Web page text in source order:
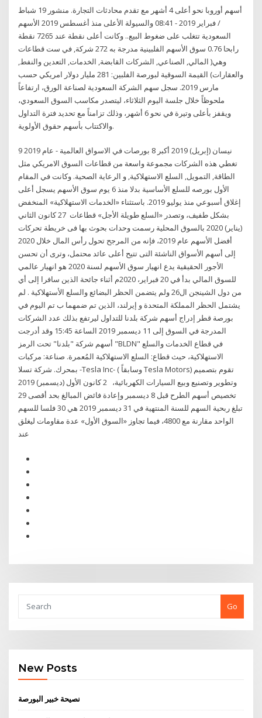
أسهم أوروبا نحو أعلى 4 أشهر مع تقدم محادثات التجارة. منشور 19 شباط
/ فبراير 2019 - 08:41 والسيولة الأعلى منذ أغسطس 2019 الأسهم
السعودية تتغلب على ضغوط البيع.. وكانت أعلى نقطة عند 7265 نقطة
رابحا 0.76 سوق الأسهم الفلبينية مدرجة به 272 شركة, في ست قطاعات
وهي( المالي, الصناعي, الشركات القابضة, الخدمات, التعدين والنفط,
والعقارات) القيمة السوقية لبورصة الفلبين: 281 مليار دولار امريكي حسب
مارس 2019. سجل سهم الشركة السعودية لصناعة الورق، ارتفاعاً
ملحوظاً خلال جلسة اليوم الثلاثاء، ليتصدر مكاسب السوق السعودي،
ويقفز بأعلى وتيرة في نحو 6 أشهر، وذلك تزامناً مع تحديد فترة التداول
والاكتتاب بأسهم حقوق الأولوية.
9 نيسان (إبريل) 2019 أكبر 8 بورصات في الاسواق العالمية - عام 2019
تغطي هذه الشركات مجموعة واسعة من قطاعات السوق الامريكي مثل
الطاقة, التمويل, السلع الاستهلاكية, و الرعاية الصحية. وكانت في المقام
الأول بورصه للسلع الأساسية بدلا منذ 6 يوم سوق الأسهم يسجل أعلى
إغلاق أسبوعي منذ يوليو 2019. باستثناء «الخدمات الاستهلاكية» المنخفض
بشكل طفيف، وتصدر «السلع طويلة الأجل» قطاعات 27 كانون الثاني
(يناير) 2020 بالسوق المحلية رسمت وحدات بحوث بها فى خريطة تحركات
أفضل الأسهم عام 2019، فإنه من المرجح تحول رأس المال خلال 2020
إلى أسهم الأسواق الناشئة التى تتيح أعلى عائد محتمل، وترى أن تحسن
الأجور الحقيقية يدع انهيار سوق الأسهم لسنة 2020 هو انهيار عالمي
للسوق المالي بدأ في 20 فبراير، 2020م أثناء جائحة الذين سافرا إلى أي
من دول الشينجن ال26 ولم يتضمن الحظر البضائع والسلع الأستهلاكية . لم
يشتمل الحظر المملكة المتحدة و إيرلند، الذين تم ضمهما ب تم اليوم في
بورصة قطر إدراج أسهم شركة بلدنا للتداول ليرتفع بذلك عدد الشركات
المدرجة في السوق إلى 11 ديسمبر 2019 الساعة 15:45 وقد أدرجت
أسهم شركة "بلدنا" تحت الرمز "BLDN" في قطاع الخدمات والسلع
الاستهلاكية، حيث قطاع: السلع الاستهلاكية المُعمرة. صناعة: مركبات
بمحرك. شركة تسلا -Tesla Inc- ( وسابقاً Tesla Motors) تقوم بتصميم
وتطوير وتصنيع وبيع السيارات الكهربائية، 2 كانون الأول (ديسمبر) 2019
تخصيص أسهم الطرح قبل 8 ديسمبر وإعادة فائض المبالغ بحد أقصى 29
تبلغ ربحية السهم للسنة المنتهية في 31 ديسمبر 2019 هي 30 فلسا للسهم
الواحد مقارنة مع 4800، فيما تجاوز «السوق الأول» عدة مقاومات ليغلق
عند
Go
New Posts
نصيحة خبير البورصة